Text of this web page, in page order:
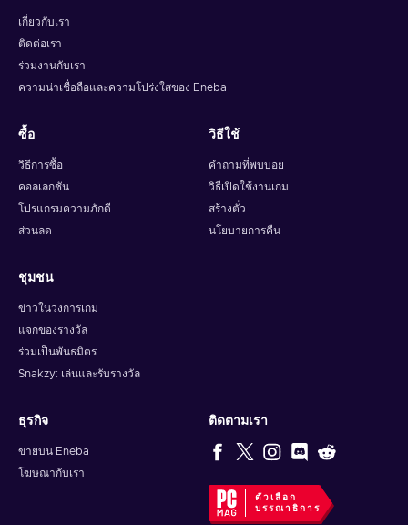
เกี่ยวกับเรา
ติดต่อเรา
ร่วมงานกับเรา
ความน่าเชื่อถือและความโปร่งใสของ Eneba
ซื้อ
วิธีการซื้อ
คอลเลกชัน
โปรแกรมความภักดี
ส่วนลด
วิธีใช้
คำถามที่พบบ่อย
วิธีเปิดใช้งานเกม
สร้างตั๋ว
นโยบายการคืน
ชุมชน
ข่าวในวงการเกม
แจกของรางวัล
ร่วมเป็นพันธมิตร
Snakzy: เล่นและรับรางวัล
ธุรกิจ
ขายบน Eneba
โฆษณากับเรา
ติดตามเรา
ตัวเลือก
บรรณาธิการ